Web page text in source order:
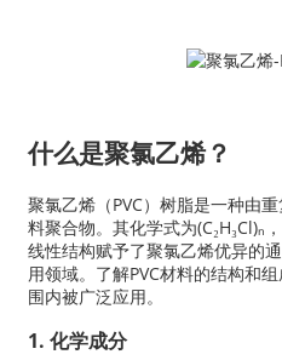
什么是聚氯乙烯？
聚氯乙烯（PVC）树脂是一种由
料聚合物。其化学式为(C₂H₃Cl)ₙ
线性结构赋予了聚氯乙烯优异的
用领域。了解PVC材料的结构和
围内被广泛应用。
1. 化学成分